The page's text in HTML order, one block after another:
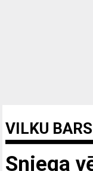
VILKU BARS
Sniega